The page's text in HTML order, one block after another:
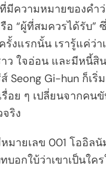
มีความหมายของคำ
อ “ผู้ที่สมควรได้รับ” ซึ่
รั้งแรกนั้น เรารู้แค่ว่
าว ใจอ่อน และมีหนี้
Seong Gi-hun ก็เริ่
อย ๆ เปลี่ยนจากคน
ริง
มายเลข 001 โออิลนั
บอกใบ้ว่าเขาเป็นใค